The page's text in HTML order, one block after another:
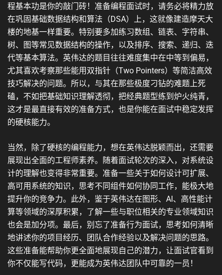
程基本功是你的敲门砖！准备编程面试时，请务必将精力放
在巩固基础数据结构和算法（DSA）上，这就像建造摩天大
楼的地基一样重要。特别要多加练习数组、链表、字符串、
树、图等常见数据结构的操作，以及排序、搜索、递归、迭
代等基本算法。英伟达的题目往往难度集中在中等到偏易，
尤其喜欢考察那些能用双指针（Two Pointers）等简洁高效
技巧解决的问题。所以，与其在那些极度刁钻的难题上死
磕，不如把基础知识理解透彻，把经典题型练到炉火纯青，
这才是最直接有效的准备方式，也是你能在面试中稳定发挥
的硬核能力。
当然，除了硬核的编程能力，想在英伟达脱颖而出，还需要
展现出全面的工程师素养。随着面试轮次的深入，对系统设
计的理解也变得非常重要。准备一些关于如何设计可扩展、
高可用系统的知识，思考不同组件如何协同工作，能极大地
提升你的竞争力。此外，鉴于英伟达在图形、AI、高性能计
算等领域的深厚积累，了解一些与职位相关的专业领域知识
也会是加分项。最后，别忘了准备行为面试，思考如何清晰
地讲述你的项目经历、团队合作经验以及解决问题的思路。
这些准备能帮助你更全面地展现自己的潜力，让面试官看到
你不仅能写代码，更能成为英伟达团队中可靠的一员！